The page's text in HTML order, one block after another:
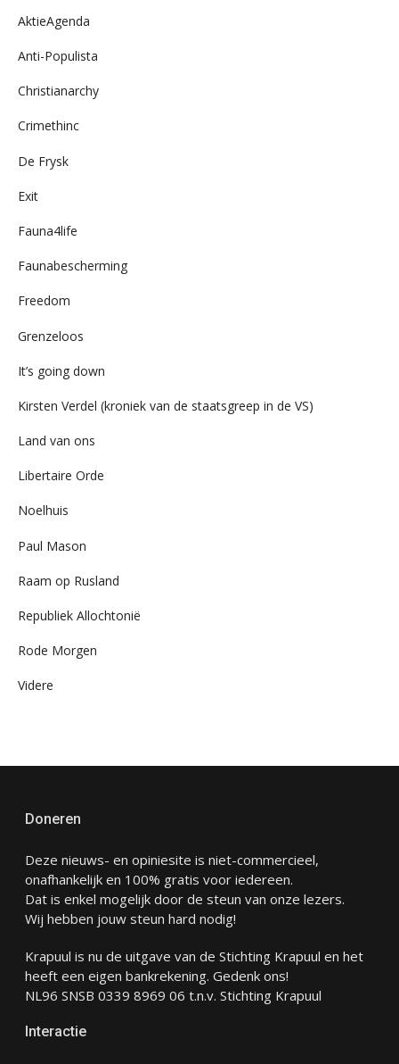
AktieAgenda
Anti-Populista
Christianarchy
Crimethinc
De Frysk
Exit
Fauna4life
Faunabescherming
Freedom
Grenzeloos
It’s going down
Kirsten Verdel (kroniek van de staatsgreep in de VS)
Land van ons
Libertaire Orde
Noelhuis
Paul Mason
Raam op Rusland
Republiek Allochtonië
Rode Morgen
Videre
Doneren
Deze nieuws- en opiniesite is niet-commercieel,
onafhankelijk en 100% gratis voor iedereen.
Dat is enkel mogelijk door de steun van onze lezers.
Wij hebben jouw steun hard nodig!
Krapuul is nu de uitgave van de Stichting Krapuul en het
heeft een eigen bankrekening. Gedenk ons!
NL96 SNSB 0339 8969 06 t.n.v. Stichting Krapuul
Interactie